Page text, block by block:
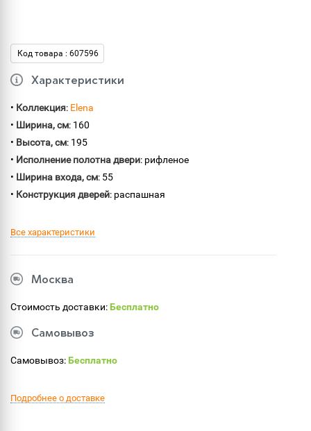
Код товара : 607596
Характеристики
• Коллекция: Elena
• Ширина, см: 160
• Высота, см: 195
• Исполнение полотна двери: рифленое
• Ширина входа, см: 55
• Конструкция дверей: распашная
Все характеристики
Москва
Стоимость доставки:Бесплатно
Самовывоз
Самовывоз:Бесплатно
Подробнее о доставке